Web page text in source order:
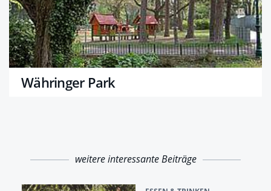
Währinger Park
weitere interessante Beiträge